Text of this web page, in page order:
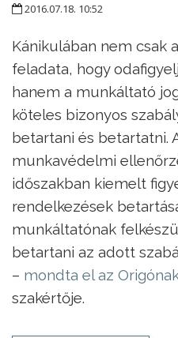
2016.07.18. 10:52
Kánikulában nem csak
feladata, hogy
hanem a munkáltató
köteles bizonyos
betartani és betartatni.
munkavédelmi
időszakban kiemelt
rendelkezések
munkáltatónak
betartani az adott
– mondta el az
szakértője.